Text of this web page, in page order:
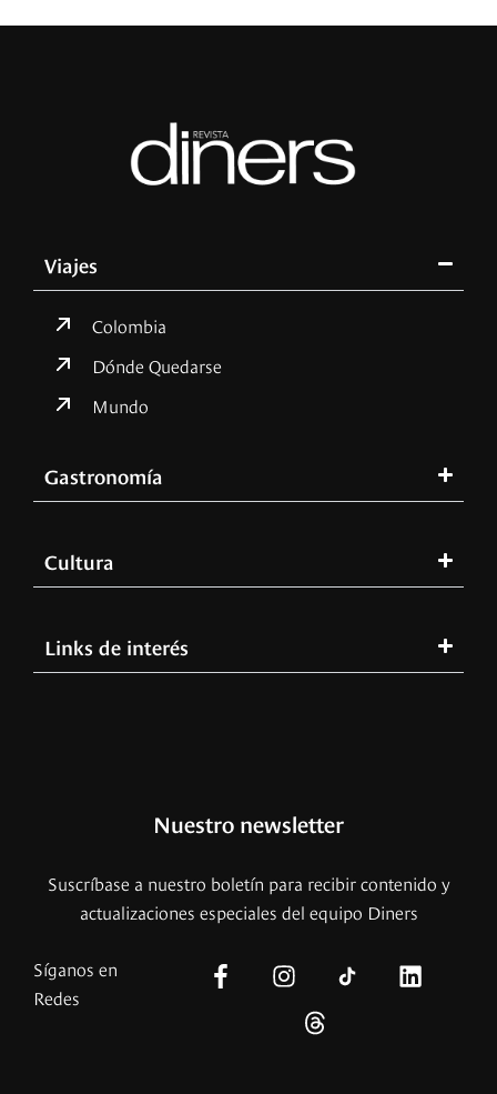
Viajes
Colombia
Dónde Quedarse
Mundo
Gastronomía
Cultura
Links de interés
Nuestro newsletter
Suscríbase a nuestro boletín para recibir contenido y
actualizaciones especiales del equipo Diners
Síganos en
Redes